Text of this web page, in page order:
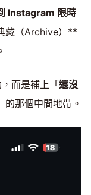
Instagram 限時
藏（Archive）**
而是補上「還沒
的那個中間地帶。